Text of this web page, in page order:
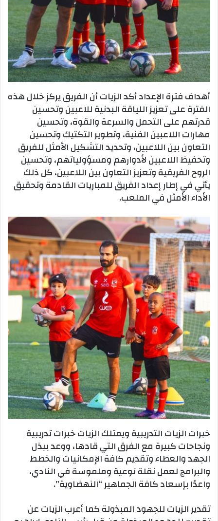
أهداف فترة الإعداد أكد الزيات أن الفريق يركز خلال هذه
الفترة على تعزيز اللياقة البدنية للاعبين وتحسين
قدرتهم على التحمل والسرعة والقوة، وتحسين
مهارات اللاعبين الفنية، وتطوير التكتيك وتحسين
التعاون بين اللاعبين، وتحديد التشكيل الأمثل للفريق
وتحفيظ اللاعبين لأدوارهم ومسؤولياتهم، وتحسين
الروح الفريقية وتعزيز التعاون بين اللاعبين، كل ذلك
يأتي في إطار إعداد الفريق للمباريات القادمة وتحقيق
الأداء الأمثل في الملعب.
خبرات الزيات التدريبية ويمتلك الزيات خبرات تدريبية
ونجاحات كبيرة مع الفرق التي قادها، ووعد ببذل
الجهد والعطاء وتقديم كافة الإمكانيات والخطط
والبرامج لعمل نقلة نوعية وملموسة في النادي،
واعدًا بإسعاد كافة الجماهير “النهضاوية”.
تقدير الزيات للجهود المبذولة كما أعرب الزيات عن